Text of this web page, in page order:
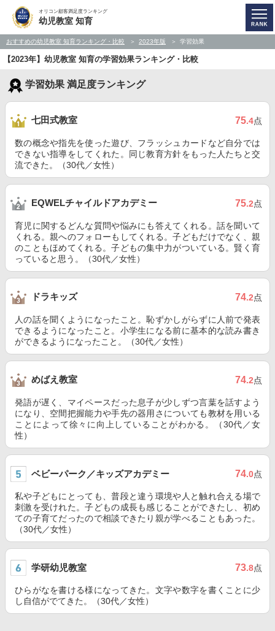
オリコン顧客満足度ランキング
幼児教室 知育
おすすめの幼児教室 知育ランキング・比較 2023年版 学習効果
【2023年】幼児教室 知育の学習効果ランキング・比較
学習効果 満足度ランキング
七田式教室 75.4点
数の概念や指先を使った遊び、フラッシュカードなど自分では
できない指導をしてくれた。同じ教育方針をもった人たちと交
流できた。（30代／女性）
EQWELチャイルドアカデミー 75.2点
育児に関するどんな質問や悩みにも答えてくれる。話を聞いて
くれる。親へのフォローもしてくれる。子どもだけでなく、親
のこともほめてくれる。子どもの集中力がついている。賢く育
っていると思う。（30代／女性）
ドラキッズ 74.2点
人の話を聞くようになったこと。恥ずかしがらずに人前で発表
できるようになったこと。小学生になる前に基本的な読み書き
ができるようになったこと。（30代／女性）
めばえ教室 74.2点
発語が遅く、マイペースだった息子が少しずつ言葉を話すよう
になり、空間把握能力や手先の器用さについても教材を用いる
ことによって徐々に向上していることがわかる。（30代／女
性）
ベビーパーク／キッズアカデミー 74.0点
私や子どもにとっても、普段と違う環境や人と触れ合える場で
刺激を受けれた。子どもの成長も感じることができたし、初め
ての子育てだったので相談できたり親が学べることもあった。
（30代／女性）
学研幼児教室 73.8点
ひらがなを書ける様になってきた。文字や数字を書くことに少
し自信がでてきた。（30代／女性）